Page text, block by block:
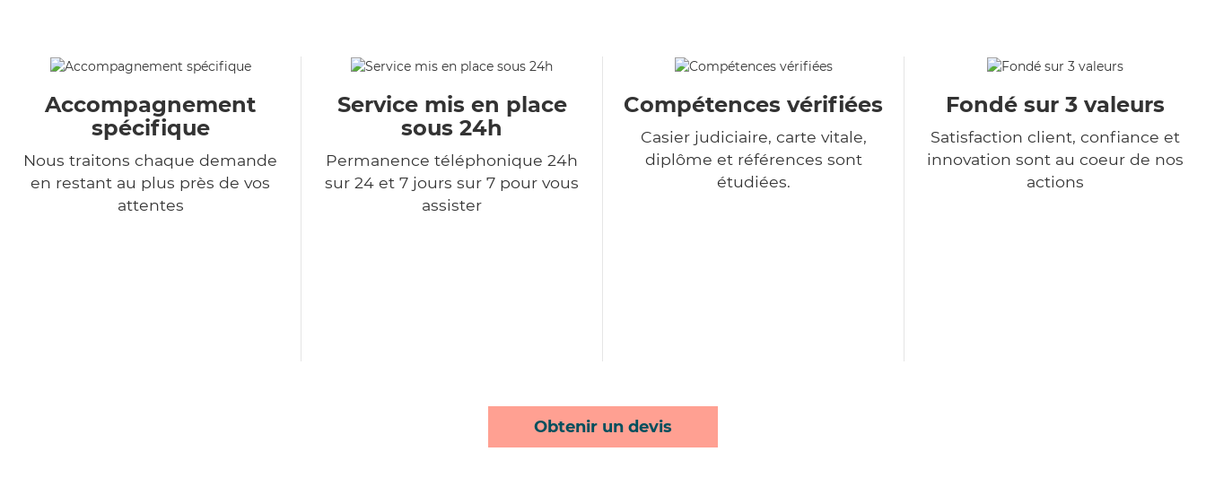
Accompagnement
spécifique
Nous traitons chaque demande
en restant au plus près de vos
attentes
Service mis en place
sous 24h
Permanence téléphonique 24h
sur 24 et 7 jours sur 7 pour vous
assister
Compétences vérifiées
Casier judiciaire, carte vitale,
diplôme et références sont
étudiées.
Fondé sur 3 valeurs
Satisfaction client, confiance et
innovation sont au coeur de nos
actions
Obtenir un devis